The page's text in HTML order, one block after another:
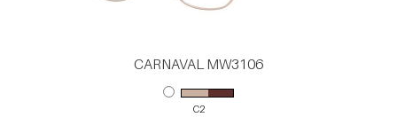
CARNAVAL MW3106
C2